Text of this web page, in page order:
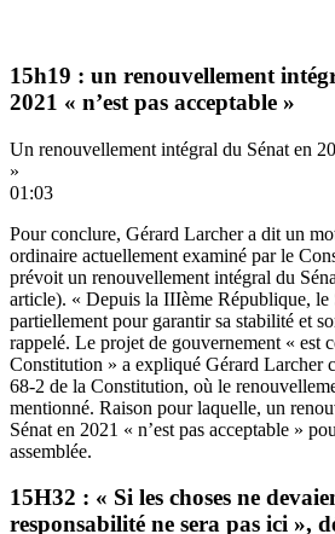
15h19 : un renouvellement
2021 « n’est pas acceptable »
Un renouvellement intégral du Sénat en
»
01:03
Pour conclure, Gérard Larcher a dit un
ordinaire actuellement examiné par le
prévoit un renouvellement intégral du
article). « Depuis la IIIème République, le
partiellement pour garantir sa stabilité et
rappelé. Le projet de gouvernement « est
Constitution » a expliqué Gérard Larcher
68-2 de la Constitution, où le
mentionné. Raison pour laquelle, un
Sénat en 2021 « n’est pas acceptable »
assemblée.
15H32 : « Si les choses ne
responsabilité ne sera pas ici »,